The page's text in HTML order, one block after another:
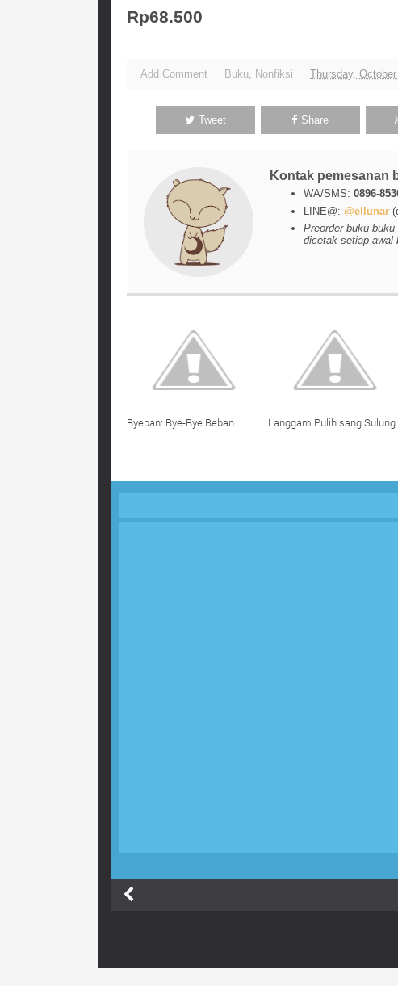
Rp68.500
Add Comment Buku, Nonfiksi Thursday,
Tweet Share
Kontak pemesanan
WA/SMS:0896-
LINE@:@ellunar
Preorder buku-buku
dicetak setiap awal
Byeban: Bye-Bye Beban Langgam Pulih sang Sulung